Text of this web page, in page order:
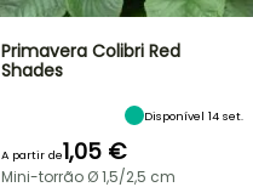
Primavera Colibri Red
Shades
Disponível 14 set.
A partir de1,05 €
Mini-torrão Ø 1,5/2,5 cm